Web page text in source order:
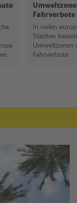
Fahrverbote
In vielen
Städten
Umweltzonen
Fahrverbote.